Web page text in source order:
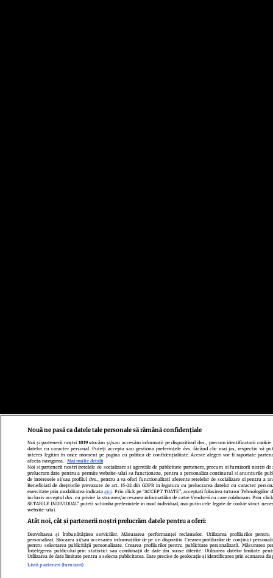
Nouă ne pasă ca datele tale personale să rămână confidențiale
Noi și partenerii noștri 1019stocăm și/sau accesăm informații pe dispozitivul dvs., precum identificatorii
datelor cu caracter personal. Puteți accepta sau gestiona preferințele dvs. făcând clic mai jos, respectiv vă
interes legitim în orice moment pe pagina cu politica de confidențialitate. Aceste alegeri vor fi raportate
afecta navigarea.
Mai multe detalii
Noi si partenerii nostri (retelele de socializare si agentiile de publicitate partenere, precum si furnizorii nostri de
prelucram date pentru a permite website-ului sa functioneze, pentru a personaliza continutul si anunturile
de interesele si/sau profilul dvs., pentru a va oferi functionalitati aferente retelelor de socializare si pentru a
Beneficiati de drepturile prevazute de art. 15-22 din GDPR in legatura cu prelucrarea datelor cu caracter
exercitate prin modalitatea indicataaici . Prin click pe “ACCEPT TOATE”, acceptati folosirea tuturor Tehnologiilor
inclusiv acceptul dvs. cu privire la stocarea/accesarea informatiilor de catre Vendor-ii cu care colaboram. Prin click
SETARILE INDIVIDUAL” puteti schimba preferintele in mod individual, mai putin cele legate de cookie strict
website-ului.
Atât noi, cât și partenerii noștri prelucrăm datele pentru a oferi:
Dezvoltarea și îmbunătățirea serviciilor. Măsurarea performanței reclamelor. Utilizarea profilurilor
personalizat. Stocarea și/sau accesarea informațiilor de pe un dispozitiv. Crearea profilurilor de conținut
pentru selectarea publicității personalizate. Crearea profilurilor pentru publicitate personalizată. Măsurarea
Înțelegerea publicului prin statistici sau combinații de date din surse diferite. Utilizarea datelor limitate
Utilizarea de date limitate pentru a selecta publicitatea. Date precise de geolocație și identificarea prin scanarea
Listă parteneri (furnizori)